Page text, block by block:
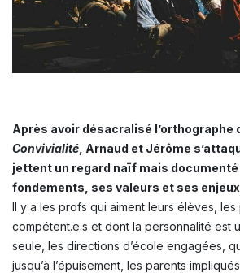
Après avoir désacralisé l’orthographe
Convivialité , Arnaud et Jérôme
jettent un regard naïf mais
fondements, ses valeurs et ses
Il y a les profs qui aiment leurs élèves,
compétent.e.s et dont la personnalité est
seule, les directions d’école engagées,
jusqu’à l’épuisement, les parents